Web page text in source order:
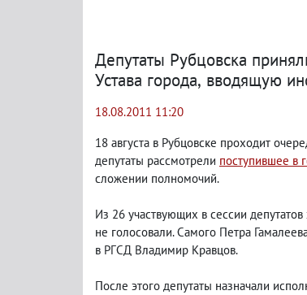
Депутаты Рубцовска
Устава города, вводящую
18.08.2011 11:20
18 августа в Рубцовске проходит
депутаты рассмотрели поступившее в
сложении полномочий.
Из 26 участвующих в сессии
не голосовали. Самого Петра
в РГСД Владимир Кравцов.
После этого депутаты назначали